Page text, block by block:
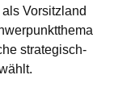
Vorsitzland
strategisch-